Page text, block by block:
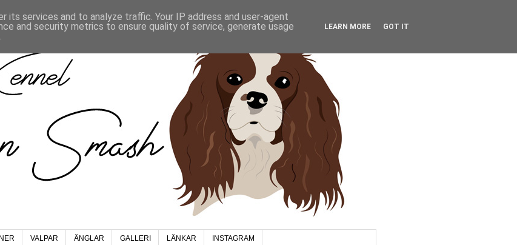
VALPAR ÄNGLAR GALLERI LÄNKAR INSTAGRAM
its services and to analyze traffic. Your IP address and user-agent
and security metrics to ensure quality of service, generate usage
LEARN MORE GOT IT